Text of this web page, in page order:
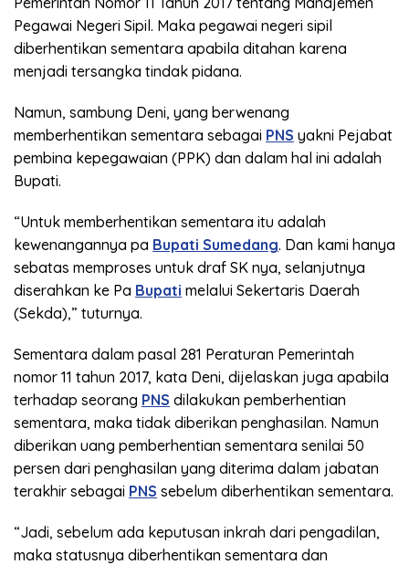
Pegawai Negeri Sipil. Maka pegawai negeri sipil
diberhentikan sementara apabila ditahan karena
menjadi tersangka tindak pidana.
Namun, sambung Deni, yang berwenang
memberhentikan sementara sebagai PNS yakni Pejabat
pembina kepegawaian (PPK) dan dalam hal ini adalah
Bupati.
“Untuk memberhentikan sementara itu adalah
kewenangannya pa Bupati Sumedang. Dan kami hanya
sebatas memproses untuk draf SK nya, selanjutnya
diserahkan ke Pa Bupati melalui Sekertaris Daerah
(Sekda),” tuturnya.
Sementara dalam pasal 281 Peraturan Pemerintah
nomor 11 tahun 2017, kata Deni, dijelaskan juga apabila
terhadap seorang PNS dilakukan pemberhentian
sementara, maka tidak diberikan penghasilan. Namun
diberikan uang pemberhentian sementara senilai 50
persen dari penghasilan yang diterima dalam jabatan
terakhir sebagai PNS sebelum diberhentikan sementara.
“Jadi, sebelum ada keputusan inkrah dari pengadilan,
maka statusnya diberhentikan sementara dan